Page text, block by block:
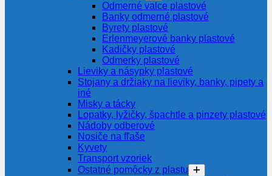
Odmerné valce plastové
Banky odmerné plastové
Byrety plastové
Erlenmeyerové banky plastové
Kadičky plastové
Odmerky plastové
Lieviky a násypky plastové
Stojany a držiaky na lieviky, banky, pipety a
iné
Misky a tácky
Lopatky, lyžičky, špachtle a pinzety plastové
Nádoby odberové
Nosiče na fľaše
Kyvety
Transport vzoriek
Ostatné pomôcky z plastu